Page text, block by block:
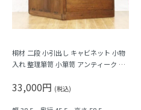
桐材 二段 小引出し キャビネット 小物
入れ 整理箪笥 小箪笥 アンティーク 骨
33,000円 (税込)